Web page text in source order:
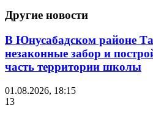
Другие новости
В Юнусабадском районе
незаконные забор и
часть территории школы
01.08.2026, 18:15
13